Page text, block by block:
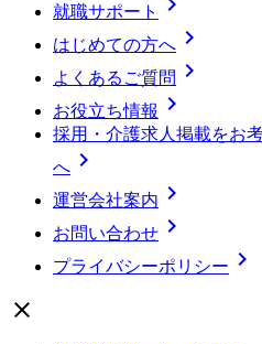
就職サポート
はじめての方へ 
よくあるご質問 
お役立ち情報 
採用・介護求人掲載をお
へ 
運営会社案内 
お問い合わせ 
プライバシーポリシー 
